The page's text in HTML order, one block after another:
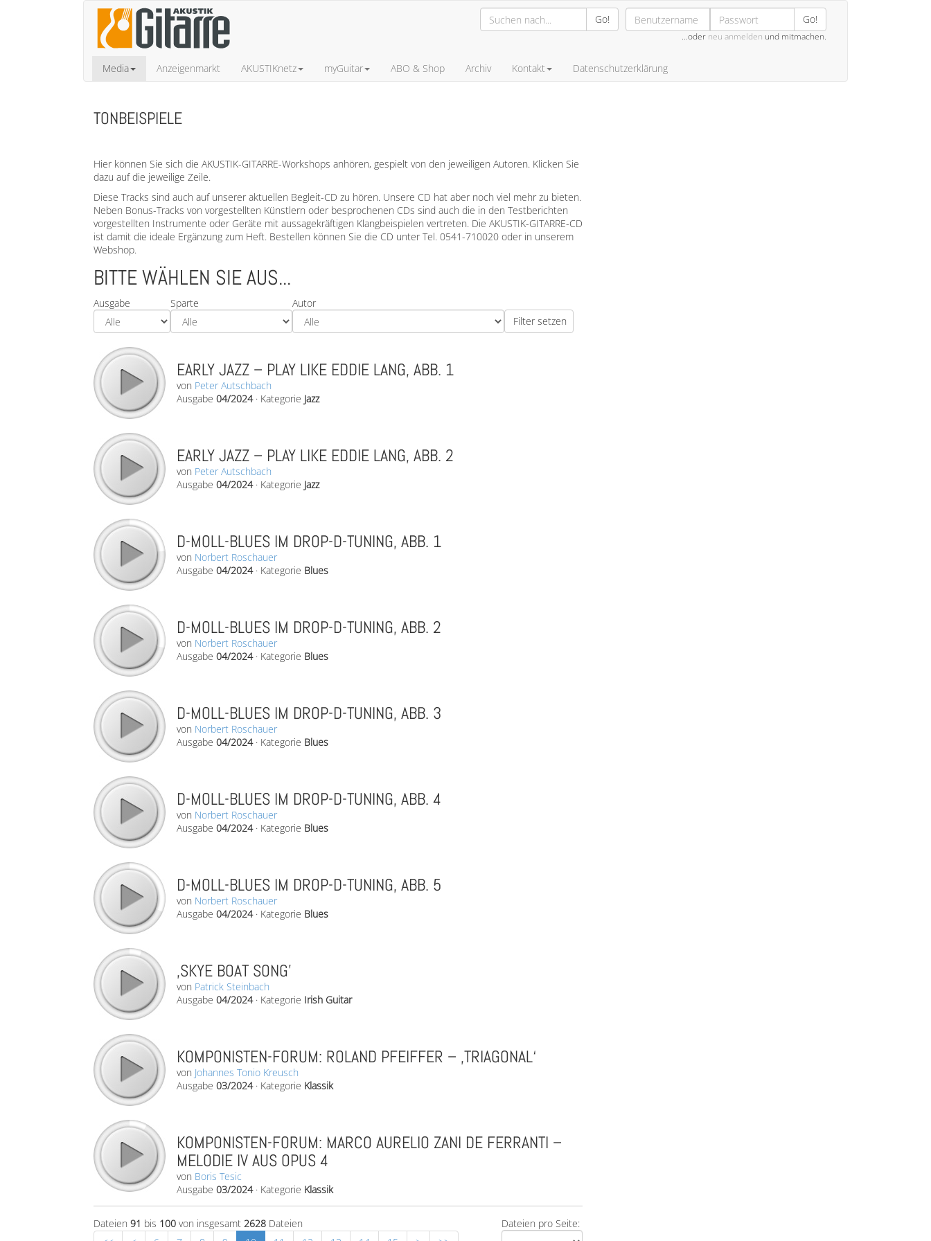
Go! Go!
…oder neu anmelden und mitmachen.
Media Anzeigenmarkt AKUSTIKnetz myGuitar ABO & Shop Archiv Kontakt Datenschutzerklärung
TONBEISPIELE
Hier können Sie sich die AKUSTIK-GITARRE-Workshops anhören, gespielt von den jeweiligen Autoren. Klicken Sie
dazu auf die jeweilige Zeile.
Diese Tracks sind auch auf unserer aktuellen Begleit-CD zu hören. Unsere CD hat aber noch viel mehr zu bieten.
Neben Bonus-Tracks von vorgestellten Künstlern oder besprochenen CDs sind auch die in den Testberichten
vorgestellten Instrumente oder Geräte mit aussagekräftigen Klangbeispielen vertreten. Die AKUSTIK-GITARRE-CD
ist damit die ideale Ergänzung zum Heft. Bestellen können Sie die CD unter Tel. 0541-710020 oder in unserem
Webshop.
BITTE WÄHLEN SIE AUS...
Ausgabe Sparte Autor
EARLY JAZZ – PLAY LIKE EDDIE LANG, ABB. 1
von Peter Autschbach
Ausgabe 04/2024· Kategorie Jazz
EARLY JAZZ – PLAY LIKE EDDIE LANG, ABB. 2
von Peter Autschbach
Ausgabe 04/2024· Kategorie Jazz
D-MOLL-BLUES IM DROP-D-TUNING, ABB. 1
von Norbert Roschauer
Ausgabe 04/2024· Kategorie Blues
D-MOLL-BLUES IM DROP-D-TUNING, ABB. 2
von Norbert Roschauer
Ausgabe 04/2024· Kategorie Blues
D-MOLL-BLUES IM DROP-D-TUNING, ABB. 3
von Norbert Roschauer
Ausgabe 04/2024· Kategorie Blues
D-MOLL-BLUES IM DROP-D-TUNING, ABB. 4
von Norbert Roschauer
Ausgabe 04/2024· Kategorie Blues
D-MOLL-BLUES IM DROP-D-TUNING, ABB. 5
von Norbert Roschauer
Ausgabe 04/2024· Kategorie Blues
‚SKYE BOAT SONG’
von Patrick Steinbach
Ausgabe 04/2024· Kategorie Irish Guitar
KOMPONISTEN-FORUM: ROLAND PFEIFFER – ‚TRIAGONAL‘
von Johannes Tonio Kreusch
Ausgabe 03/2024· Kategorie Klassik
KOMPONISTEN-FORUM: MARCO AURELIO ZANI DE FERRANTI –
MELODIE IV AUS OPUS 4
von Boris Tesic
Ausgabe 03/2024· Kategorie Klassik
Dateien pro Seite:
Dateien 91 bis 100 von insgesamt 2628 Dateien